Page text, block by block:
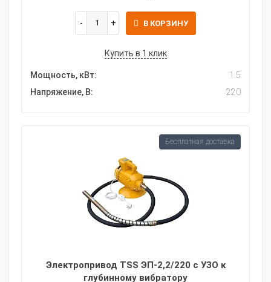
В КОРЗИНУ
Купить в 1 клик
Мощность, кВт:
1.5
Напряжение, В:
220
Электропривод TSS ЭП-2,2/220 с УЗО к
глубинному вибратору
Бесплатная доставка